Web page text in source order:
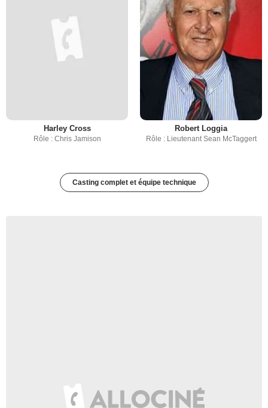
Harley Cross
Rôle : Chris Jamison
Robert Loggia
Rôle : Lieutenant Sean McTaggert
Casting complet et équipe technique